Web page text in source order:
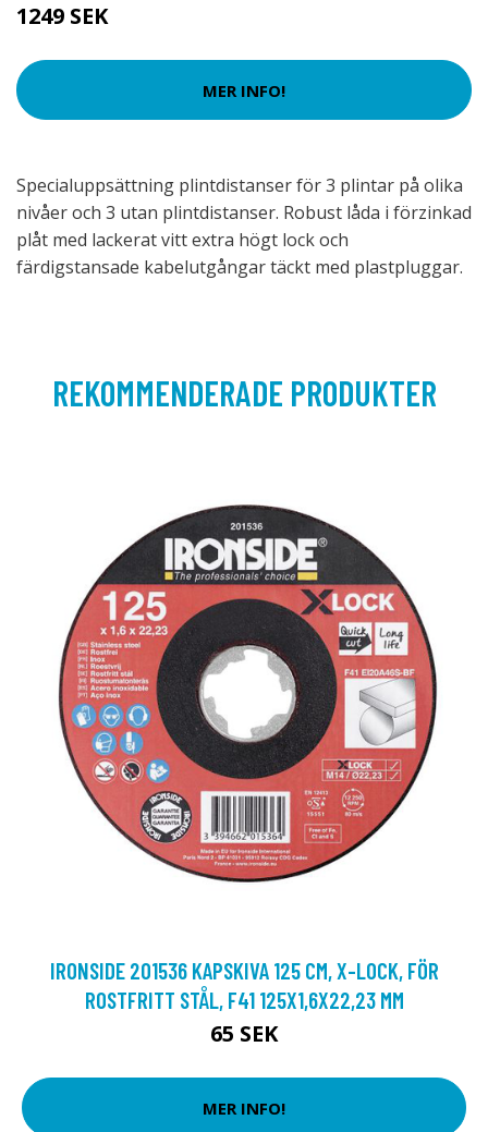
1249 SEK
MER INFO!
Specialuppsättning plintdistanser för 3 plintar på olika
nivåer och 3 utan plintdistanser. Robust låda i förzinkad
plåt med lackerat vitt extra högt lock och
färdigstansade kabelutgångar täckt med plastpluggar.
REKOMMENDERADE PRODUKTER
IRONSIDE 201536 KAPSKIVA 125 CM, X-LOCK, FÖR
ROSTFRITT STÅL, F41 125X1,6X22,23 MM
65 SEK
MER INFO!